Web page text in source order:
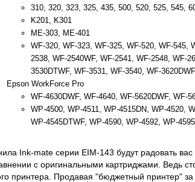
310, 320, 323, 325, 435, 500, 520, 525, 545,
K201, K301
ME-303, ME-401
WF-320, WF-323, WF-325, WF-520, WF-545,
2538, WF-2540WF, WF-2541, WF-2548, WF-
3530DTWF, WF-3531, WF-3540, WF-
Epson WorkForce Pro
WF-4630DWF, WF-4640, WF-5620DWF, WF-
WP-4500, WP-4511, WP-4515DN, WP-4520,
WP-4545DTWF, WP-4590, WP-4592, WP-
Ink-mate серии EIM-143 будут радовать
с оригинальными картриджами. Ведь
принтера. Продавая "бюджетный принтер"